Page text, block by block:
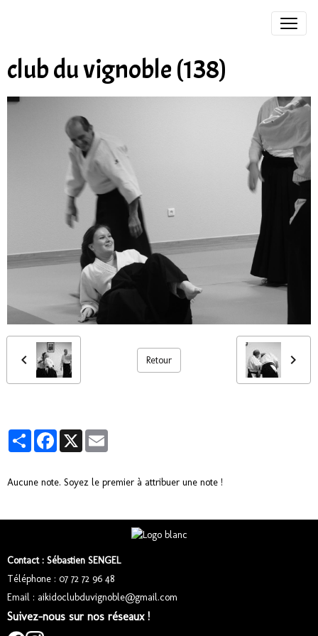
club du vignoble (138)
Retour
PartagerFacebook
X
Aucune note. Soyez le premier à attribuer une note !
Contact : Sébastien SENGEL
Téléphone : 07 72 72 96 48
Email : aikidoclubduvignoble@gmail.com
Suivez-nous sur nos réseaux !